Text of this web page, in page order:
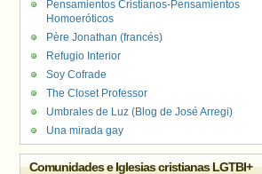
Pensamientos Cristianos-Pensamientos
Homoeróticos
Père Jonathan (francés)
Refugio Interior
Soy Cofrade
The Closet Professor
Umbrales de Luz (Blog de José Arregi)
Una mirada gay
Comunidades e Iglesias cristianas LGTBI+